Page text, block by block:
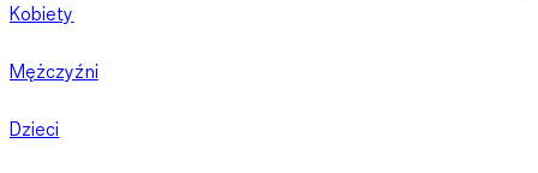
Kobiety
Mężczyźni
Dzieci